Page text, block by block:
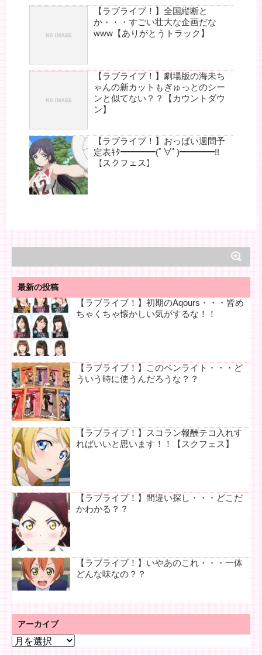
【ラブライブ！】全国縦断と
か・・・すごい壮大な企画だな
www【ありがとうトラック】
【ラブライブ！】劇場版の海未ち
ゃんの新カットもぎゅっとのシー
ンと似てない？？【カウントダウ
ン】
【ラブライブ！】おっぱい週間予
定表ｷﾀ━━━━(ﾟ∀ﾟ)━━━━!!
【スクフェス】
最新の投稿
【ラブライブ！】初期のAqours・・・皆め
ちゃくちゃ懐かしい気がするな！！
【ラブライブ！】このペンライト・・・ど
ういう時に使うんだろうな？？
【ラブライブ！】スコラン報酬テコ入れす
ればいいと思います！！【スクフェス】
【ラブライブ！】間違い探し・・・どこだ
かわかる？？
【ラブライブ！】いやあのこれ・・・一体
どんな味なの？？
アーカイブ
ア